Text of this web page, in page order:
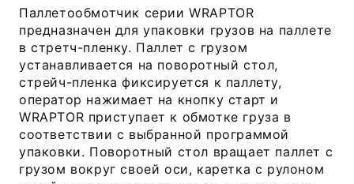
Паллетообмотчик серии WRAPTOR
предназначен для упаковки грузов на паллете
в стретч-пленку. Паллет с грузом
устанавливается на поворотный стол,
стрейч-пленка фиксируется к паллету,
оператор нажимает на кнопку старт и
WRAPTOR приступает к обмотке груза в
соответствии с выбранной программой
упаковки. Поворотный стол вращает паллет с
грузом вокруг своей оси, каретка с рулоном